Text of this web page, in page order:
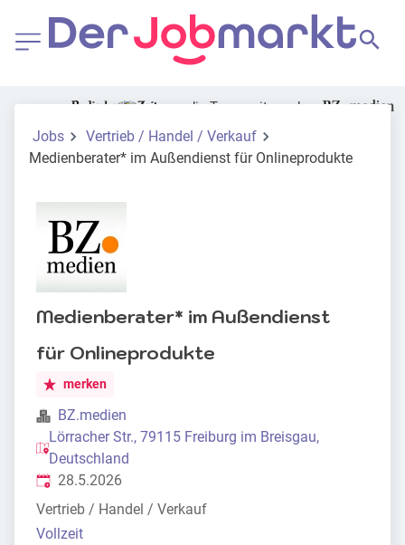
die Tageszeitung der
Jobs
Vertrieb / Handel / Verkauf
Medienberater* im Außendienst für Onlineprodukte
Medienberater* im Außendienst
für Onlineprodukte
merken
BZ.medien
Lörracher Str., 79115 Freiburg im Breisgau,
Deutschland
Veröffentlicht
28.5.2026
Vertrieb / Handel / Verkauf
Vollzeit